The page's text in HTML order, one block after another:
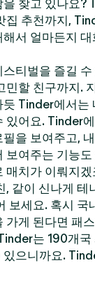
찾고 있나요?
집 추천까지,
서 얼마든지
티벌을 즐길 수
민할 친구까지.
듯 Tinder에서는
있어요. Tinder
을 보여주고,
보여주는 기능도
매치가 이뤄지
, 같이 신나게 테
보세요. 혹시 국
가게 된다면 패
는 190개
있으니까요.